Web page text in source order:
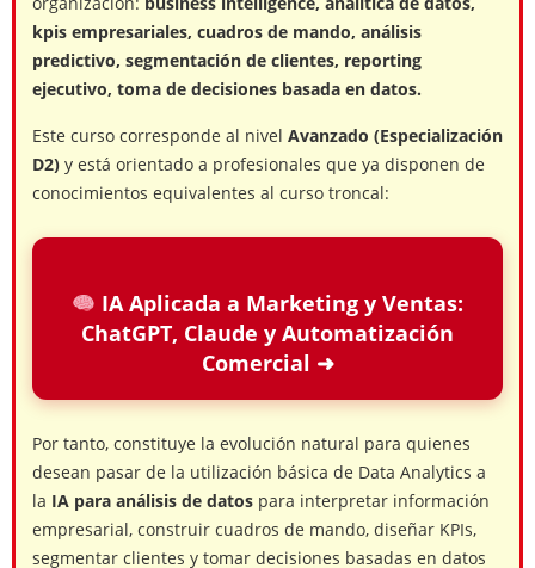
kpis empresariales, cuadros de mando, análisis
predictivo, segmentación de clientes, reporting
ejecutivo, toma de decisiones basada en datos.
Este curso corresponde al nivel Avanzado (Especialización
D2) y está orientado a profesionales que ya disponen de
conocimientos equivalentes al curso troncal:
IA Aplicada a Marketing y Ventas:
ChatGPT, Claude y Automatización
Comercial ➜
Por tanto, constituye la evolución natural para quienes
desean pasar de la utilización básica de Data Analytics a
la IA para análisis de datos para interpretar información
empresarial, construir cuadros de mando, diseñar KPIs,
segmentar clientes y tomar decisiones basadas en datos